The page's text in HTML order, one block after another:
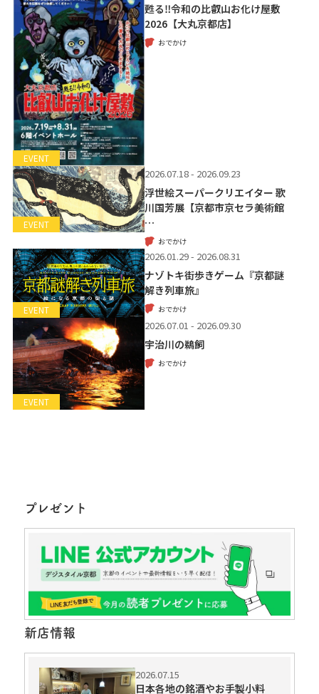
EVENT
甦る‼令和の比叡山お化け屋敷
2026【大丸京都店】
おでかけ
EVENT
2026.07.18 - 2026.09.23
浮世絵スーパークリエイター 歌
川国芳展【京都市京セラ美術館
…
おでかけ
EVENT
2026.01.29 - 2026.08.31
ナゾトキ街歩きゲーム『京都謎
解き列車旅』
おでかけ
EVENT
2026.07.01 - 2026.09.30
宇治川の鵜飼
おでかけ
プレゼント
新店情報
2026.07.15
日本各地の銘酒やお手製小料